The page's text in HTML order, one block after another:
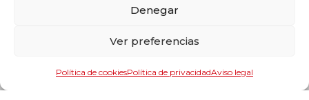
Denegar
Ver preferencias
Política de cookiesPolítica de privacidadAviso legal
Suministros industriales y componentes
Información